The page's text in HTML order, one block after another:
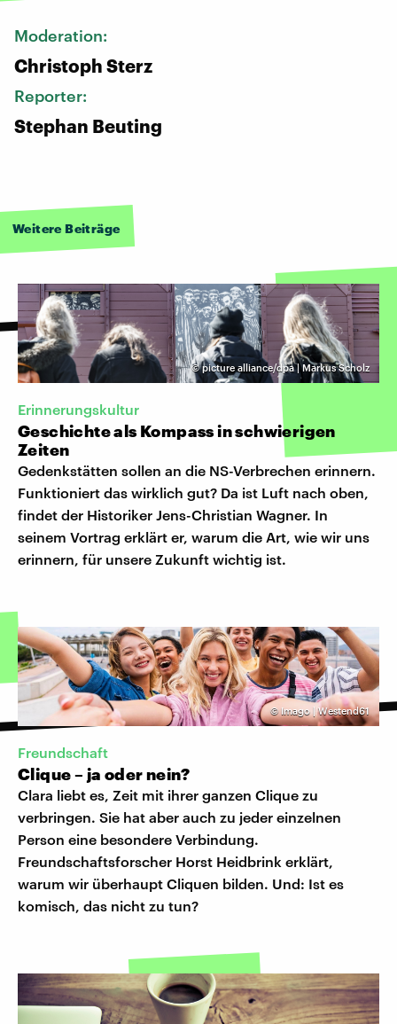
Moderation:
Christoph Sterz
Reporter:
Stephan Beuting
Weitere Beiträge
©picture alliance/dpa | Markus Scholz
Erinnerungskultur
Geschichte als Kompass in schwierigen
Zeiten
Gedenkstätten sollen an die NS-Verbrechen erinnern.
Funktioniert das wirklich gut? Da ist Luft nach oben,
findet der Historiker Jens-Christian Wagner. In
seinem Vortrag erklärt er, warum die Art, wie wir uns
erinnern, für unsere Zukunft wichtig ist.
©Imago | Westend61
Freundschaft
Clique – ja oder nein?
Clara liebt es, Zeit mit ihrer ganzen Clique zu
verbringen. Sie hat aber auch zu jeder einzelnen
Person eine besondere Verbindung.
Freundschaftsforscher Horst Heidbrink erklärt,
warum wir überhaupt Cliquen bilden. Und: Ist es
komisch, das nicht zu tun?